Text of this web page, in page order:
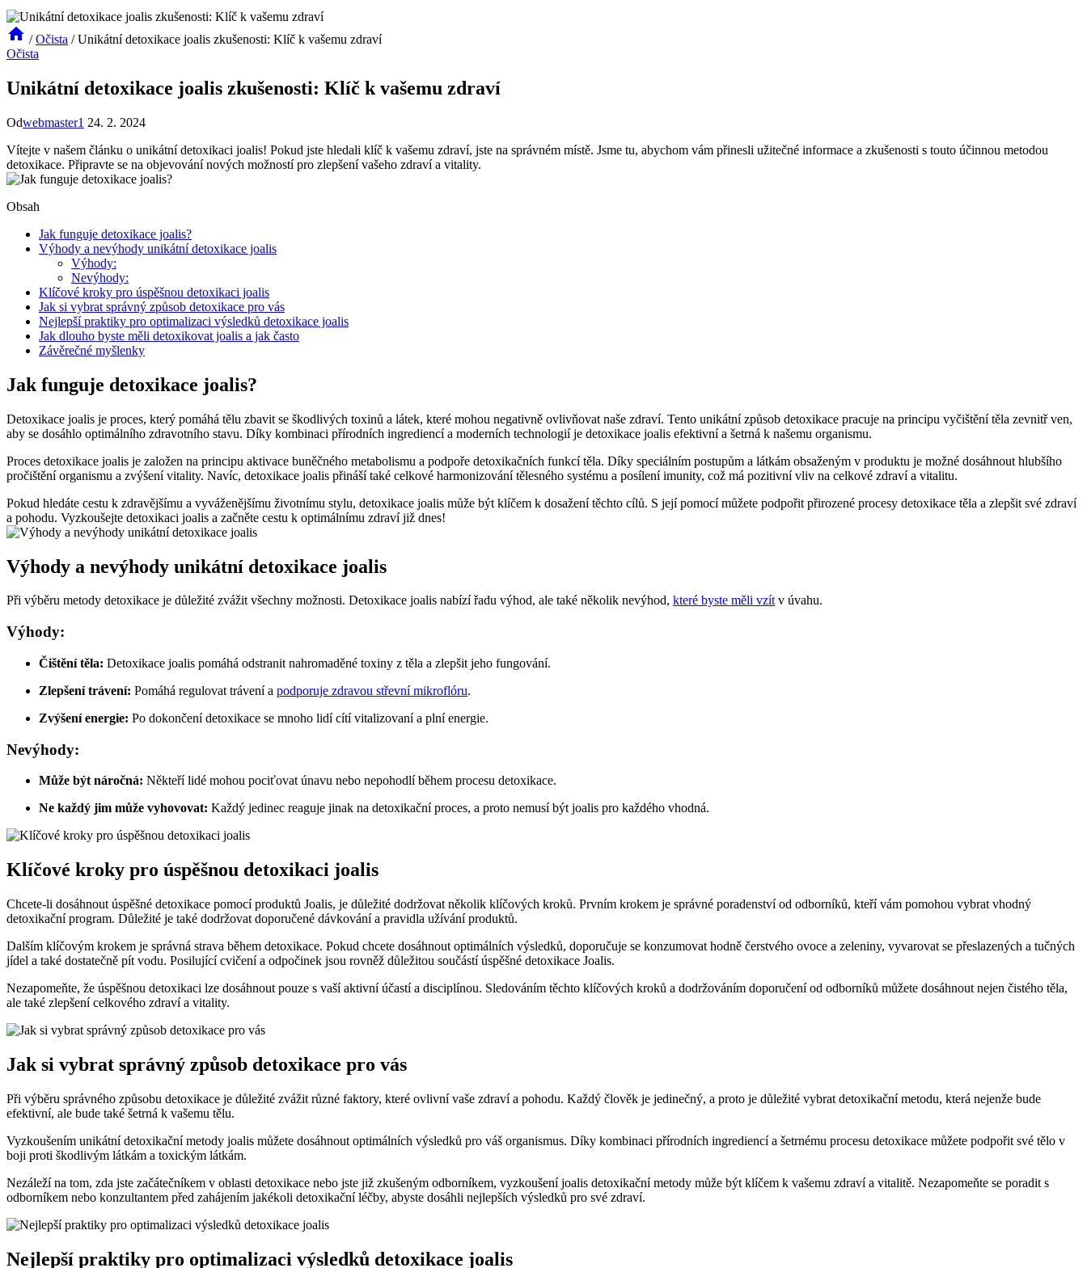
/ Očista / Unikátní detoxikace joalis zkušenosti: Klíč k vašemu zdraví
Očista
Unikátní detoxikace joalis zkušenosti: Klíč k vašemu zdraví
Odwebmaster1 24. 2. 2024
Vítejte v našem článku o unikátní detoxikaci joalis! Pokud jste hledali klíč k vašemu zdraví, jste na správném místě. Jsme tu, abychom vám přinesli užitečné informace a zkušenosti s touto účinnou metodou
detoxikace. Připravte se na objevování nových možností pro zlepšení vašeho zdraví a vitality.
Obsah
Jak funguje detoxikace joalis?
Výhody a nevýhody unikátní detoxikace joalis
Výhody:
Nevýhody:
Klíčové kroky pro úspěšnou detoxikaci joalis
Jak si vybrat správný způsob detoxikace pro vás
Nejlepší praktiky pro optimalizaci výsledků detoxikace joalis
Jak dlouho byste měli detoxikovat joalis a jak často
Závěrečné myšlenky
Jak funguje detoxikace joalis?
Detoxikace joalis je proces, který pomáhá tělu zbavit se škodlivých toxinů a látek, které mohou negativně ovlivňovat naše zdraví. Tento unikátní způsob detoxikace pracuje na principu vyčištění těla zevnitř ven,
aby se dosáhlo optimálního zdravotního stavu. Díky kombinaci přírodních ingrediencí a moderních technologií je detoxikace joalis efektivní a šetrná k našemu organismu.
Proces detoxikace joalis je založen na principu aktivace buněčného metabolismu a podpoře detoxikačních funkcí těla. Díky speciálním postupům a látkám obsaženým v produktu je možné dosáhnout hlubšího
pročištění organismu a zvýšení vitality. Navíc, detoxikace joalis přináší také celkové harmonizování tělesného systému a posílení imunity, což má pozitivní vliv na celkové zdraví a vitalitu.
Pokud hledáte cestu k zdravějšímu a vyváženějšímu životnímu stylu, detoxikace joalis může být klíčem k dosažení těchto cílů. S její pomocí můžete podpořit přirozené procesy detoxikace těla a zlepšit své zdraví
a pohodu. Vyzkoušejte detoxikaci joalis a začněte cestu k optimálnímu zdraví již dnes!
Výhody a nevýhody unikátní detoxikace joalis
Při výběru metody detoxikace je důležité zvážit všechny možnosti. Detoxikace joalis nabízí řadu výhod, ale také několik nevýhod, které byste měli vzítv úvahu.
Výhody:
Čištění těla: Detoxikace joalis pomáhá odstranit nahromaděné toxiny z těla a zlepšit jeho fungování.
Zlepšení trávení: Pomáhá regulovat trávení a podporuje zdravou střevní mikroflóru.
Zvýšení energie: Po dokončení detoxikace se mnoho lidí cítí vitalizovaní a plní energie.
Nevýhody:
Může být náročná: Někteří lidé mohou pociťovat únavu nebo nepohodlí během procesu detoxikace.
Ne každý jim může vyhovovat: Každý jedinec reaguje jinak na detoxikační proces, a proto nemusí být joalis pro každého vhodná.
Klíčové kroky pro úspěšnou detoxikaci joalis
Chcete-li dosáhnout úspěšné detoxikace pomocí produktů Joalis, je důležité dodržovat několik klíčových kroků. Prvním krokem je správné poradenství od odborníků, kteří vám pomohou vybrat vhodný
detoxikační program. Důležité je také dodržovat doporučené dávkování a pravidla užívání produktů.
Dalším klíčovým krokem je správná strava během detoxikace. Pokud chcete dosáhnout optimálních výsledků, doporučuje se konzumovat hodně čerstvého ovoce a zeleniny, vyvarovat se přeslazených a tučných
jídel a také dostatečně pít vodu. Posilující cvičení a odpočinek jsou rovněž důležitou součástí úspěšné detoxikace Joalis.
Nezapomeňte, že úspěšnou detoxikaci lze dosáhnout pouze s vaší aktivní účastí a disciplínou. Sledováním těchto klíčových kroků a dodržováním doporučení od odborníků můžete dosáhnout nejen čistého těla,
ale také zlepšení celkového zdraví a vitality.
Jak si vybrat správný způsob detoxikace pro vás
Při výběru správného způsobu detoxikace je důležité zvážit různé faktory, které ovlivní vaše zdraví a pohodu. Každý člověk je jedinečný, a proto je důležité vybrat detoxikační metodu, která nejenže bude
efektivní, ale bude také šetrná k vašemu tělu.
Vyzkoušením unikátní detoxikační metody joalis můžete dosáhnout optimálních výsledků pro váš organismus. Díky kombinaci přírodních ingrediencí a šetrnému procesu detoxikace můžete podpořit své tělo v
boji proti škodlivým látkám a toxickým látkám.
Nezáleží na tom, zda jste začátečníkem v oblasti detoxikace nebo jste již zkušeným odborníkem, vyzkoušení joalis detoxikační metody může být klíčem k vašemu zdraví a vitalitě. Nezapomeňte se poradit s
odborníkem nebo konzultantem před zahájením jakékoli detoxikační léčby, abyste dosáhli nejlepších výsledků pro své zdraví.
Nejlepší praktiky pro optimalizaci výsledků detoxikace joalis